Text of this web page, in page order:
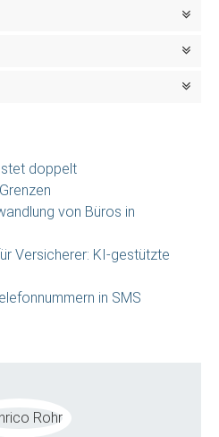
doppelt
von Büros in
Versicherer: KI-gestützte
in SMS